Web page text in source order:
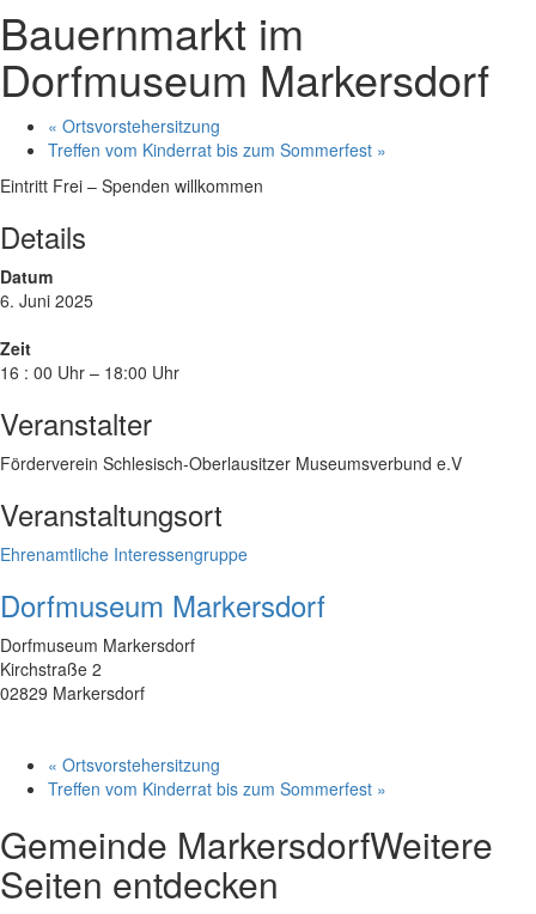
Bauernmarkt im
Dorfmuseum Markersdorf
« Ortsvorstehersitzung
Treffen vom Kinderrat bis zum Sommerfest »
Eintritt Frei – Spenden willkommen
Details
Datum
6. Juni 2025
Zeit
16 : 00 Uhr – 18:00 Uhr
Veranstalter
Förderverein Schlesisch-Oberlausitzer Museumsverbund e.V
Veranstaltungsort
Ehrenamtliche Interessengruppe
Dorfmuseum Markersdorf
Dorfmuseum Markersdorf
Kirchstraße 2
02829 Markersdorf
« Ortsvorstehersitzung
Treffen vom Kinderrat bis zum Sommerfest »
Gemeinde MarkersdorfWeitere
Seiten entdecken